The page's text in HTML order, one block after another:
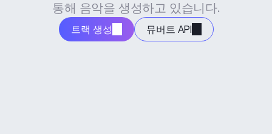
통해 음악을 생성하고 있습니다.
트랙 생성 뮤버트 API